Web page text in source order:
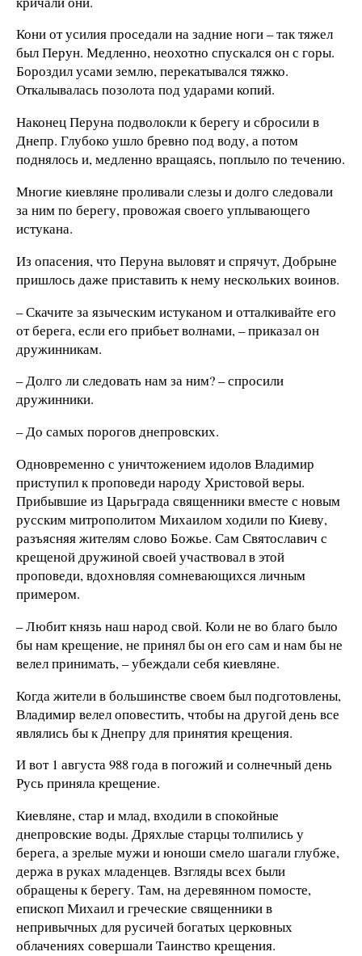
Кони от усилия проседали на задние ноги – так тяжел
был Перун. Медленно, неохотно спускался он с горы.
Бороздил усами землю, перекатывался тяжко.
Откалывалась позолота под ударами копий.
Наконец Перуна подволокли к берегу и сбросили в
Днепр. Глубоко ушло бревно под воду, а потом
поднялось и, медленно вращаясь, поплыло по течению.
Многие киевляне проливали слезы и долго следовали
за ним по берегу, провожая своего уплывающего
истукана.
Из опасения, что Перуна выловят и спрячут, Добрыне
пришлось даже приставить к нему нескольких воинов.
– Скачите за языческим истуканом и отталкивайте его
от берега, если его прибьет волнами, – приказал он
дружинникам.
– Долго ли следовать нам за ним? – спросили
дружинники.
– До самых порогов днепровских.
Одновременно с уничтожением идолов Владимир
приступил к проповеди народу Христовой веры.
Прибывшие из Царьграда священники вместе с новым
русским митрополитом Михаилом ходили по Киеву,
разъясняя жителям слово Божье. Сам Святославич с
крещеной дружиной своей участвовал в этой
проповеди, вдохновляя сомневающихся личным
примером.
– Любит князь наш народ свой. Коли не во благо было
бы нам крещение, не принял бы он его сам и нам бы не
велел принимать, – убеждали себя киевляне.
Когда жители в большинстве своем был подготовлены,
Владимир велел оповестить, чтобы на другой день все
являлись бы к Днепру для принятия крещения.
И вот 1 августа 988 года в погожий и солнечный день
Русь приняла крещение.
Киевляне, стар и млад, входили в спокойные
днепровские воды. Дряхлые старцы толпились у
берега, а зрелые мужи и юноши смело шагали глубже,
держа в руках младенцев. Взгляды всех были
обращены к берегу. Там, на деревянном помосте,
епископ Михаил и греческие священники в
непривычных для русичей богатых церковных
облачениях совершали Таинство крещения.